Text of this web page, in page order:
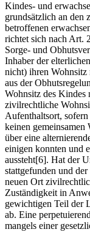
Kindes- und
grundsätzlich an den
betroffenen
richtet sich nach Art.
Sorge- und
Inhaber der
nicht) ihren Wohnsitz
aus der
Wohnsitz des Kindes
zivilrechtliche
Aufenthaltsort,
keinen gemeinsamen
über eine
einigen konnten und
aussteht[6]. Hat der
stattgefunden und
neuen Ort
Zuständigkeit in
gewichtigen Teil der
ab. Eine
mangels einer